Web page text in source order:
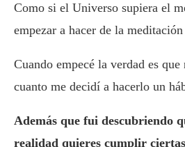
Como si el Universo supiera el
empezar a hacer de la
Cuando empecé la verdad es
cuanto me decidí a hacerlo un
Además que fui descubriendo
realidad quieres cumplir ciertas